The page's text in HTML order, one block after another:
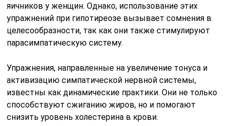
яичников у женщин. Однако, использование этих
упражнений при гипотиреозе вызывает сомнения в
целесообразности, так как они также стимулируют
парасимпатическую систему.
Упражнения, направленные на увеличение тонуса и
активизацию симпатической нервной системы,
известны как динамические практики. Они не только
способствуют сжиганию жиров, но и помогают
снизить уровень холестерина в крови.